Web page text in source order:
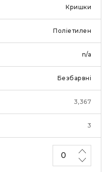
Кришки
Поліетилен
n/a
Безбарвні
3,367
3